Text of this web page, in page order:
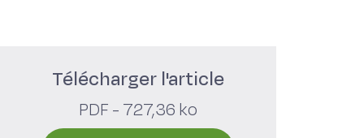
Télécharger l'article
PDF - 727,36 ko